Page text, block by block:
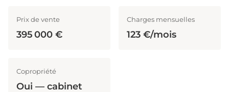
Prix de vente
395 000 €
Charges mensuelles
123 €/mois
Copropriété
Oui — cabinet